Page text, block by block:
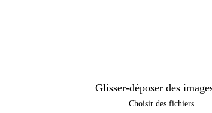
Glisser-déposer des
Choisir des fichiers